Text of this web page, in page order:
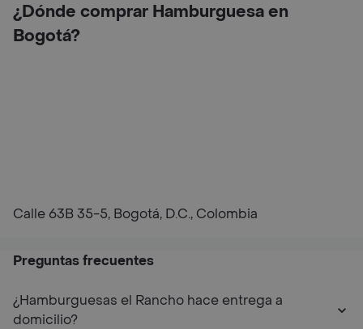
¿Dónde comprar Hamburguesa en
Bogotá?
Calle 63B 35-5, Bogotá, D.C., Colombia
Preguntas frecuentes
¿Hamburguesas el Rancho hace entrega a
domicilio?